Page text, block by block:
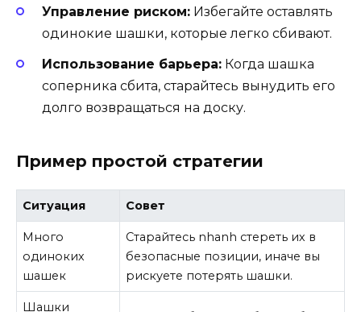
Управление риском: Избегайте оставлять
одинокие шашки, которые легко сбивают.
Использование барьера: Когда шашка
соперника сбита, старайтесь вынудить его
долго возвращаться на доску.
Пример простой стратегии
Ситуация Совет
Много
одиноких
шашек
Старайтесь nhanh стереть их в
безопасные позиции, иначе вы
рискуете потерять шашки.
Шашки